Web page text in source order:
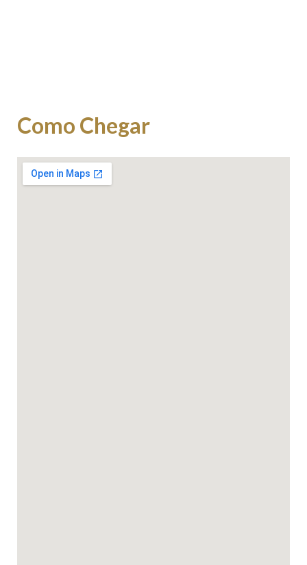
Como Chegar